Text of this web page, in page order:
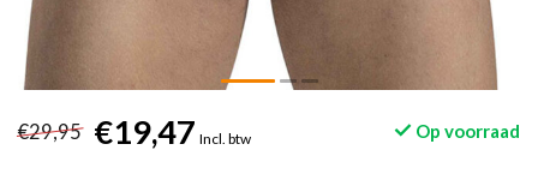
€29,95 €19,47 Incl. btw Op voorraad